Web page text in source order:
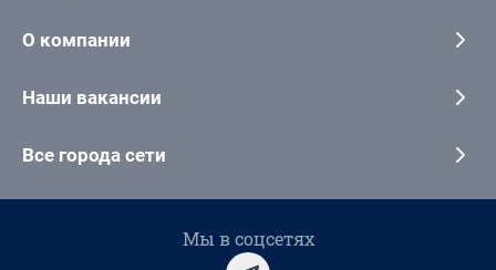
О компании
Наши вакансии
Все города сети
Мы в соцсетях